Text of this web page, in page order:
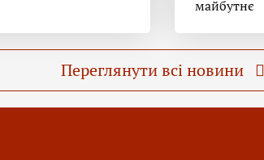
майбутнє
Переглянути всі новини